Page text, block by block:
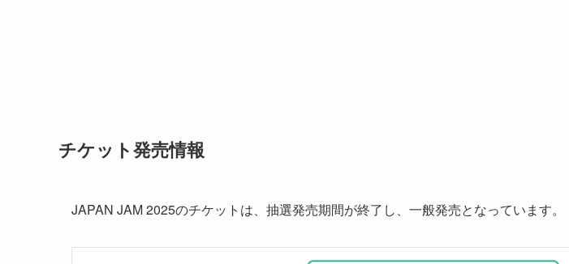
チケット発売情報
JAPAN JAM 2025のチケットは、抽選発売期間が終了し、一般発売となっています。